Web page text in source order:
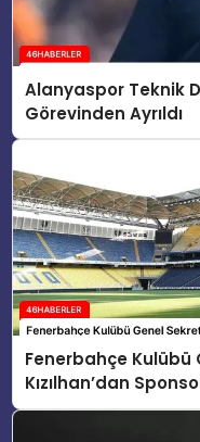
Alanyaspor Teknik
Görevinden Ayrıldı
Fenerbahçe Kulübü
Kızılhan’dan